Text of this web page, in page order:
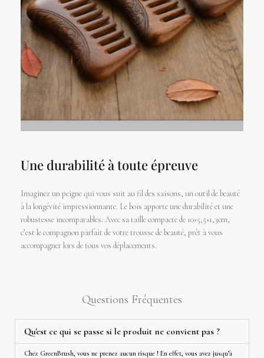
Une durabilité à toute épreuve
Imaginez un peigne qui vous suit au fil des saisons, un outil de beauté
à la longévité impressionnante. Le bois apporte une durabilité et une
robustesse incomparables. Avec sa taille compacte de 10×5,5×1,3cm,
c’est le compagnon parfait de votre trousse de beauté, prêt à vous
accompagner lors de tous vos déplacements.
Questions Fréquentes
Qu'est ce qui se passe si le produit ne convient pas ?
Chez GreenBrush, vous ne prenez aucun risque ! En effet, vous avez jusqu’à